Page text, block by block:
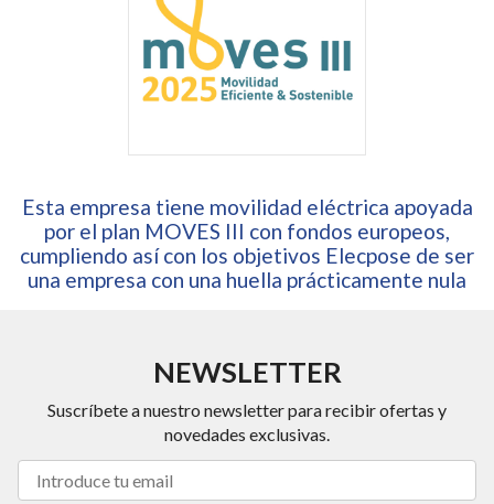
Esta empresa tiene movilidad eléctrica apoyada
por el plan MOVES III con fondos europeos,
cumpliendo así con los objetivos Elecpose de ser
una empresa con una huella prácticamente nula
NEWSLETTER
Suscríbete a nuestro newsletter para recibir ofertas y
novedades exclusivas.